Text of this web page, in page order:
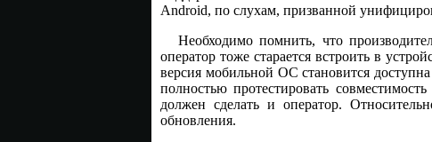
Android, по слухам, призванной
Необходимо помнить, что
оператор тоже старается встроить в
версия мобильной ОС становится
полностью протестировать
должен сделать и оператор.
обновления.